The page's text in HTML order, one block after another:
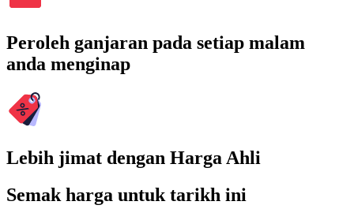
Peroleh ganjaran pada setiap malam
anda menginap
Lebih jimat dengan Harga Ahli
Semak harga untuk tarikh ini